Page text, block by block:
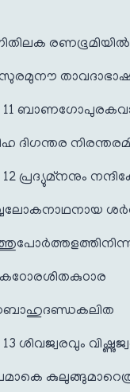
11
ദിഗന്തര
12 പ്രദ്യുമ്നനും
ശിവജ്വരവും